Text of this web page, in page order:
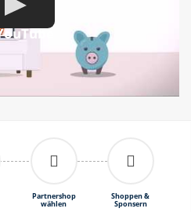
Partnershop
wählen
Shoppen &
Sponsern